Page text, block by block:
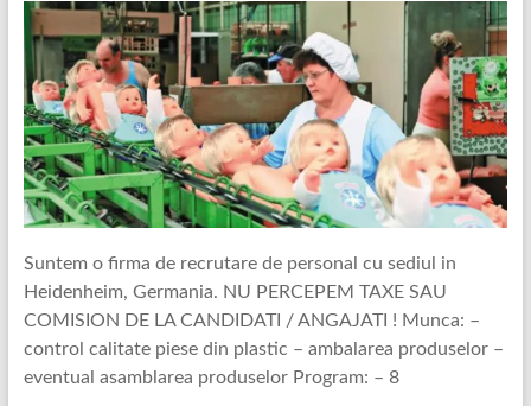
Suntem o firma de recrutare de personal cu sediul in
Heidenheim, Germania. NU PERCEPEM TAXE SAU
COMISION DE LA CANDIDATI / ANGAJATI ! Munca: –
control calitate piese din plastic – ambalarea produselor –
eventual asamblarea produselor Program: – 8